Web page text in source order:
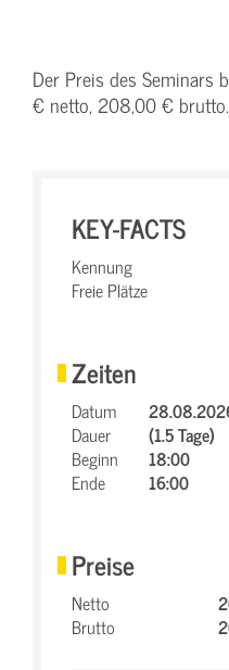
Der Preis des
€ netto, 208,00 € brutto.
KEY-FACTS
Kennung
Freie Plätze
Zeiten
Datum
Dauer
(1.5 Tage)
Beginn
18:00
Ende
16:00
Preise
Netto
Brutto